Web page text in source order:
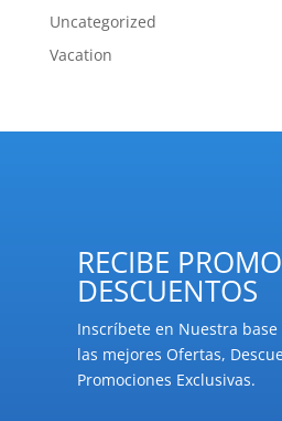
Uncategorized
Vacation
RECIBE
DESCUENTOS
Inscríbete en Nuestra
las mejores Ofertas,
Promociones Exclusivas.